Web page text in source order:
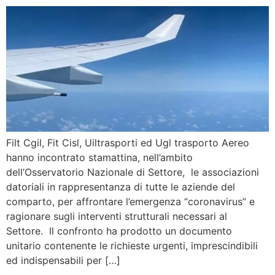
Filt Cgil, Fit Cisl, Uiltrasporti ed Ugl trasporto Aereo
hanno incontrato stamattina, nell’ambito
dell’Osservatorio Nazionale di Settore, le associazioni
datoriali in rappresentanza di tutte le aziende del
comparto, per affrontare l’emergenza “coronavirus” e
ragionare sugli interventi strutturali necessari al
Settore. Il confronto ha prodotto un documento
unitario contenente le richieste urgenti, imprescindibili
ed indispensabili per […]